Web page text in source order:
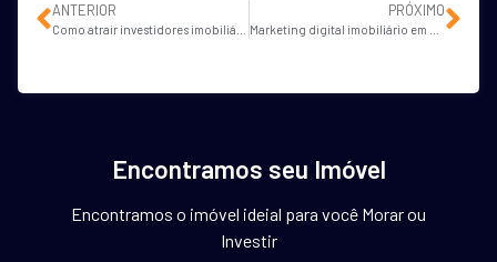
ANTERIOR PRÓXIMO
Encontramos seu Imóvel
Encontramos o imóvel ideial para você Morar ou
Investir